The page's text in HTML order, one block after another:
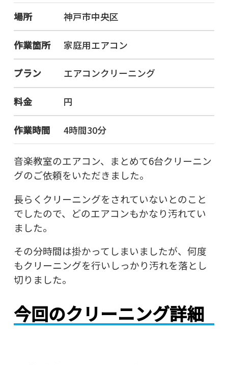
場所 神戸市中央区
作業箇所 家庭用エアコン
プラン エアコンクリーニング
料金 円
作業時間 4時間30分
音楽教室のエアコン、まとめて6台クリーニン
グのご依頼をいただきました。
長らくクリーニングをされていないとのこと
でしたので、どのエアコンもかなり汚れてい
ました。
その分時間は掛かってしまいましたが、何度
もクリーニングを行いしっかり汚れを落とし
切りました。
今回のクリーニング詳細